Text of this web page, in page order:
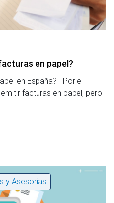
en papel?
en España? Por el
facturas en papel, pero
y Asesorías